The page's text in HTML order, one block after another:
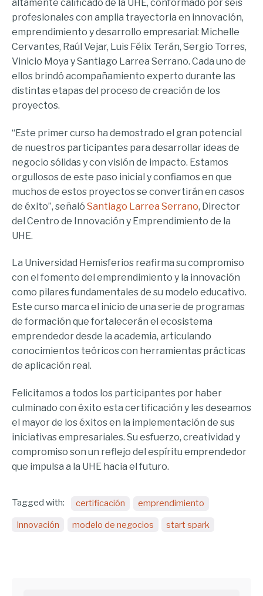
altamente calificado de la UHE, conformado por seis
profesionales con amplia trayectoria en innovación,
emprendimiento y desarrollo empresarial: Michelle
Cervantes, Raúl Vejar, Luis Félix Terán, Sergio Torres,
Vinicio Moya y Santiago Larrea Serrano. Cada uno de
ellos brindó acompañamiento experto durante las
distintas etapas del proceso de creación de los
proyectos.
“Este primer curso ha demostrado el gran potencial
de nuestros participantes para desarrollar ideas de
negocio sólidas y con visión de impacto. Estamos
orgullosos de este paso inicial y confiamos en que
muchos de estos proyectos se convertirán en casos
de éxito”, señaló Santiago Larrea Serrano, Director
del Centro de Innovación y Emprendimiento de la
UHE.
La Universidad Hemisferios reafirma su compromiso
con el fomento del emprendimiento y la innovación
como pilares fundamentales de su modelo educativo.
Este curso marca el inicio de una serie de programas
de formación que fortalecerán el ecosistema
emprendedor desde la academia, articulando
conocimientos teóricos con herramientas prácticas
de aplicación real.
Felicitamos a todos los participantes por haber
culminado con éxito esta certificación y les deseamos
el mayor de los éxitos en la implementación de sus
iniciativas empresariales. Su esfuerzo, creatividad y
compromiso son un reflejo del espíritu emprendedor
que impulsa a la UHE hacia el futuro.
Tagged with: certificación emprendimiento
Innovación modelo de negocios start spark